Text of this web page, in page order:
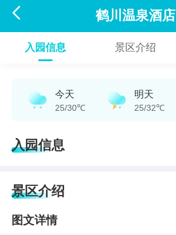
 鹤川温泉酒店
入园信息 景区介绍
今天
25/30℃
明天
25/32℃
入园信息
景区介绍
图文详情